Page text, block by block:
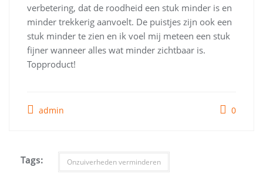
verbetering, dat de roodheid een stuk minder is en
minder trekkerig aanvoelt. De puistjes zijn ook een
stuk minder te zien en ik voel mij meteen een stuk
fijner wanneer alles wat minder zichtbaar is.
Topproduct!
admin 0
Tags: Onzuiverheden verminderen